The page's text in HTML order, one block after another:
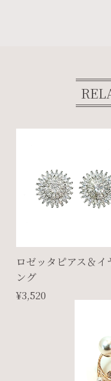
ロゼッタピアス＆イ
ング
¥3,520